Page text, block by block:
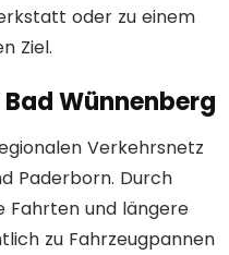
oder zu einem
Ziel.
Wünnenberg
Verkehrsnetz
Paderborn. Durch
Fahrten und längere
zu Fahrzeugpannen